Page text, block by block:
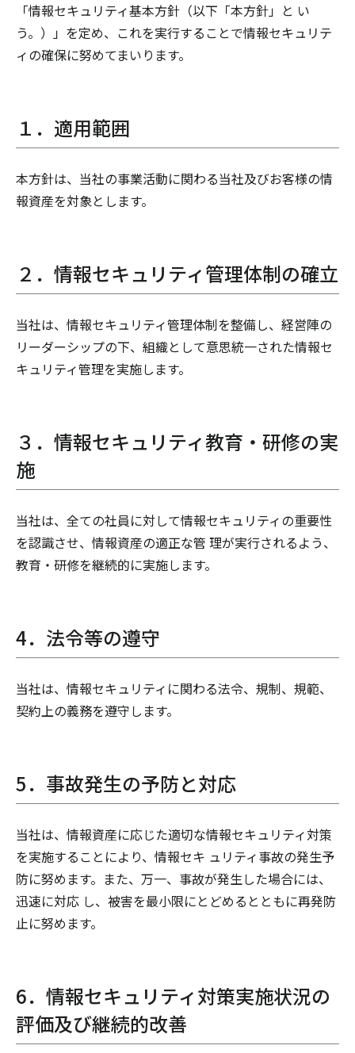
「情報セキュリティ基本方針（以下「本方針」と い
う。）」を定め、これを実行することで情報セキュリテ
ィの確保に努めてまいります。
１．適用範囲
本方針は、当社の事業活動に関わる当社及びお客様の情
報資産を対象とします。
２．情報セキュリティ管理体制の確立
当社は、情報セキュリティ管理体制を整備し、経営陣の
リーダーシップの下、組織として意思統一された情報セ
キュリティ管理を実施します。
３．情報セキュリティ教育・研修の実
施
当社は、全ての社員に対して情報セキュリティの重要性
を認識させ、情報資産の適正な管 理が実行されるよう、
教育・研修を継続的に実施します。
4．法令等の遵守
当社は、情報セキュリティに関わる法令、規制、規範、
契約上の義務を遵守します。
5．事故発生の予防と対応
当社は、情報資産に応じた適切な情報セキュリティ対策
を実施することにより、情報セキ ュリティ事故の発生予
防に努めます。また、万一、事故が発生した場合には、
迅速に対応 し、被害を最小限にとどめるとともに再発防
止に努めます。
6．情報セキュリティ対策実施状況の
評価及び継続的改善